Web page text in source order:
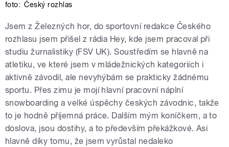
foto: Český rozhlas
Jsem z Železných hor, do sportovní redakce Českého
rozhlasu jsem přišel z rádia Hey, kde jsem pracoval při
studiu žurnalistiky (FSV UK). Soustředím se hlavně na
atletiku, ve které jsem v mládežnických kategoriích i
aktivně závodil, ale nevyhýbám se prakticky žádnému
sportu. Přes zimu je mojí hlavní pracovní náplní
snowboarding a velké úspěchy českých závodnic, takže
to je hodně příjemná práce. Dalším mým koníčkem, a to
doslova, jsou dostihy, a to především překážkové. Asi
hlavně díky tomu, že jsem vyrůstal nedaleko